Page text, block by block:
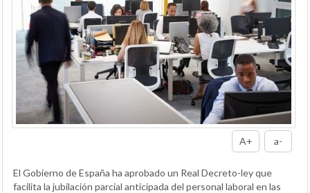
A+ a-
El Gobierno de España ha aprobado un Real Decreto-ley que
facilita la jubilación parcial anticipada del personal laboral en las